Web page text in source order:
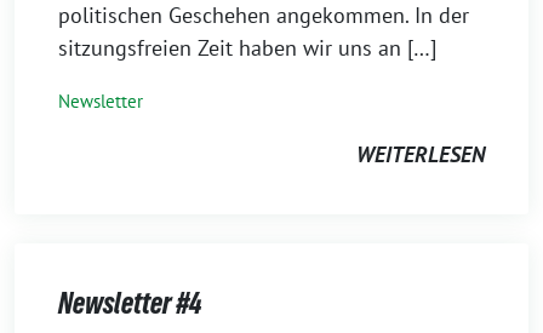
politischen Geschehen angekommen. In der
sitzungsfreien Zeit haben wir uns an […]
Newsletter
WEITERLESEN
Newsletter #4